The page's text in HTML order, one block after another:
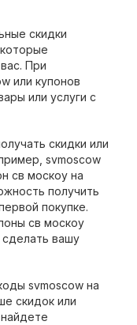
скидки
При
или купонов
или услуги с
скидки или
svmoscow
св москоу на
получить
покупке.
св москоу
вашу
svmoscow на
скидок или